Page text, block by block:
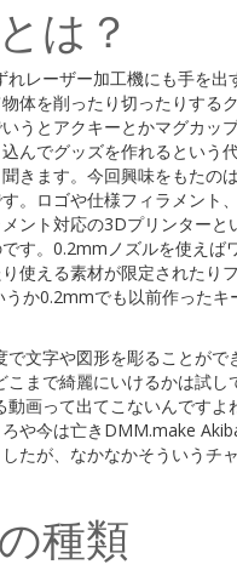
は？
レーザー加工機にも手を出
体を削ったり切ったりする
うとアクキーとかマグカッ
んでグッズを作れるという
きます。今回興味をもたの
。ロゴや仕様フィラメント
ント対応の3Dプリンターと
す。0.2mmノズルを使えば
使える素材が限定されたり
か0.2mmでも以前作ったキ
文字や図形を彫ることがで
まで綺麗にいけるかは試し
画って出てこないんです
や今は亡きDMM.make
たが、なかなかそういうチ
種類